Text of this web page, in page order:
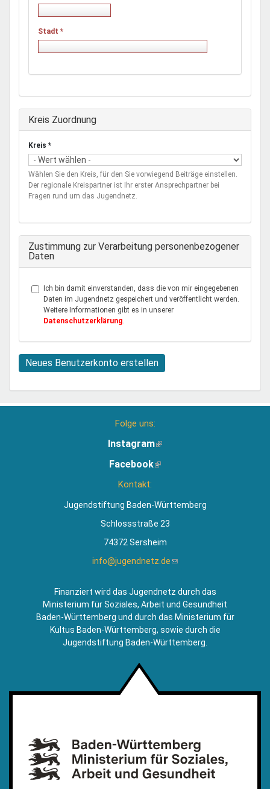
Stadt *
Ausblenden
Kreis Zuordnung
Kreis *
Wählen Sie den Kreis, für den Sie vorwiegend Beiträge einstellen.
Der regionale Kreispartner ist Ihr erster Ansprechpartner bei
Fragen rund um das Jugendnetz.
Zustimmung zur Verarbeitung personenbezogener
Daten
Ich bin damit einverstanden, dass die von mir eingegebenen
Daten im Jugendnetz gespeichert und veröffentlicht werden.
Weitere Informationen gibt es in unserer
Datenschutzerklärung
Neues Benutzerkonto erstellen
Folge uns:
Instagram(Link
extern)
Facebook(Link
Kontakt:
Jugendstiftung Baden-Württemberg
Schlossstraße 23
74372 Sersheim
info@jugendnetz.de(Link
Mail)
Finanziert wird das Jugendnetz durch das
Ministerium für Soziales, Arbeit und Gesundheit
Baden-Württemberg und durch das Ministerium für
Kultus Baden-Württemberg, sowie durch die
Jugendstiftung Baden-Württemberg.